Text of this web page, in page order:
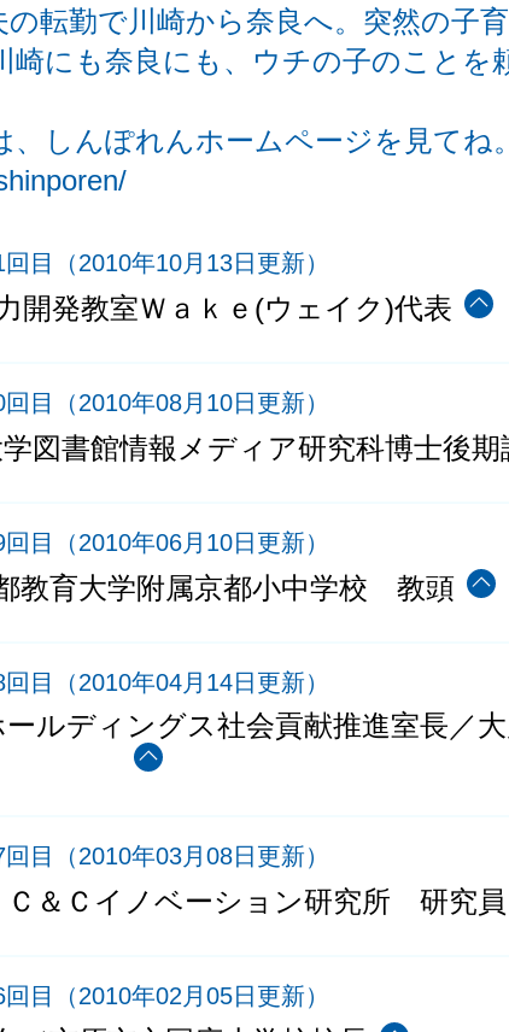
転勤で川崎から奈良へ。突然の子
崎にも奈良にも、ウチの子のことを
しんぽれんホームページを見てね。
目 （2010年10月13日更新）
開発教室Ｗａｋｅ(ウェイク)代表
目 （2010年08月10日更新）
図書館情報メディア研究科博士後期
目 （2010年06月10日更新）
教育大学附属京都小中学校 教頭
目 （2010年04月14日更新）
ルディングス社会貢献推進室長／
目 （2010年03月08日更新）
＆Ｃイノベーション研究所 研究員
目 （2010年02月05日更新）